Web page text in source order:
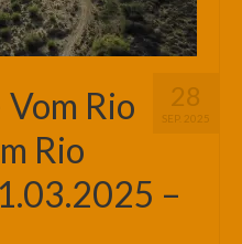
28
SEP. 2025
Rio
Rio
–